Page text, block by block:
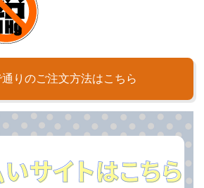
通りのご注文方法はこちら